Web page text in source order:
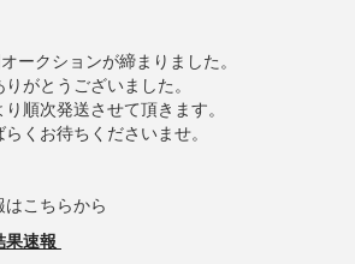
ークションが締まりました。
がとうございました。
順次発送させて頂きます。
くお待ちくださいませ。
はこちらから
果速報